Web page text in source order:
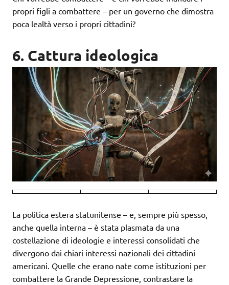
propri figli a combattere – per un governo che dimostra
poca lealtà verso i propri cittadini?
6. Cattura ideologica
La politica estera statunitense – e, sempre più spesso,
anche quella interna – è stata plasmata da una
costellazione di ideologie e interessi consolidati che
divergono dai chiari interessi nazionali dei cittadini
americani. Quelle che erano nate come istituzioni per
combattere la Grande Depressione, contrastare la